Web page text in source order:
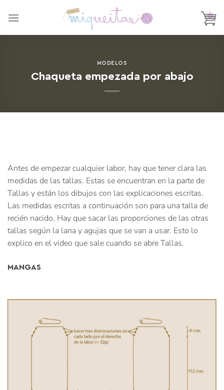
MODELOS
Chaqueta empezada por abajo
Antes de empezar cualquier labor, hay que tener clara las
medidas de las tallas. Estas se encuentran en la parte de
Tallas y están los dibujos con las explicaciones escritas.
Las medidas escritas a continuación son para una talla de
recién nacido. Hay que sacar las proporciones de las otras
tallas según la lana y agujas que se van a usar. Esto lo
explico en el video que sale cuando se abre Tallas.
MANGAS